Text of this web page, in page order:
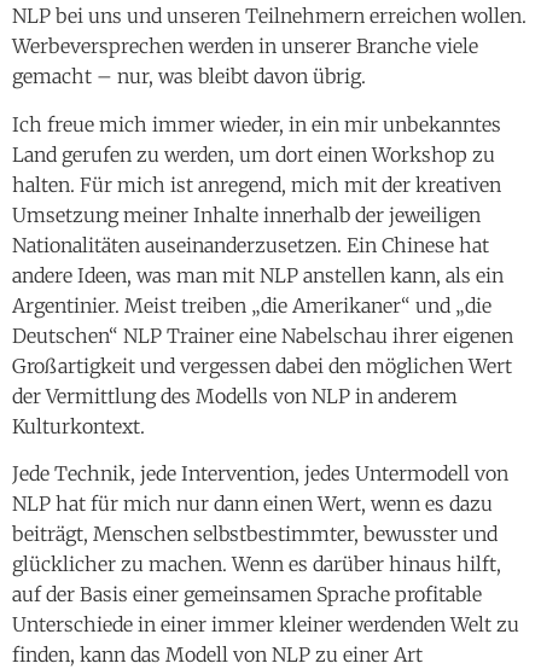
NLP bei uns und unseren Teilnehmern erreichen wollen.
Werbeversprechen werden in unserer Branche viele
gemacht – nur, was bleibt davon übrig.
Ich freue mich immer wieder, in ein mir unbekanntes
Land gerufen zu werden, um dort einen Workshop zu
halten. Für mich ist anregend, mich mit der kreativen
Umsetzung meiner Inhalte innerhalb der jeweiligen
Nationalitäten auseinanderzusetzen. Ein Chinese hat
andere Ideen, was man mit NLP anstellen kann, als ein
Argentinier. Meist treiben „die Amerikaner“ und „die
Deutschen“ NLP Trainer eine Nabelschau ihrer eigenen
Großartigkeit und vergessen dabei den möglichen Wert
der Vermittlung des Modells von NLP in anderem
Kulturkontext.
Jede Technik, jede Intervention, jedes Untermodell von
NLP hat für mich nur dann einen Wert, wenn es dazu
beiträgt, Menschen selbstbestimmter, bewusster und
glücklicher zu machen. Wenn es darüber hinaus hilft,
auf der Basis einer gemeinsamen Sprache profitable
Unterschiede in einer immer kleiner werdenden Welt zu
finden, kann das Modell von NLP zu einer Art